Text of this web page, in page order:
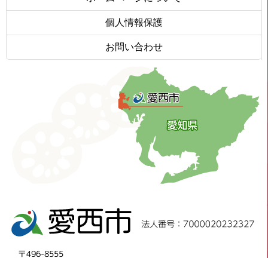
個人情報保護
お問い合わせ
〒496-8555